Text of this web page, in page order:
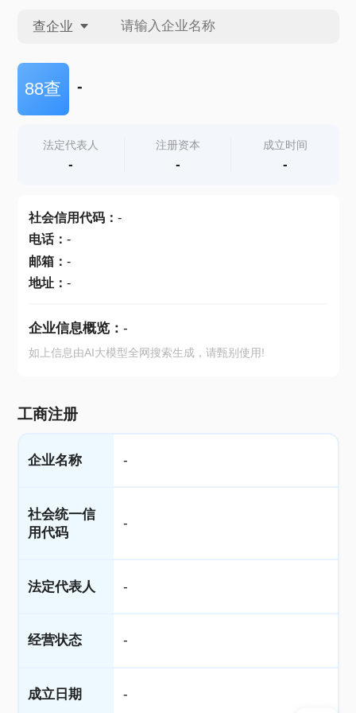
查企业
查企业
查产地
88查 -
法定代表人
-
注册资本
-
成立时间
-
社会信用代码： -
电话： -
邮箱： -
地址： -
企业信息概览： -
如上信息由AI大模型全网搜索生成，请甄别使用!
工商注册
企业名称 -
社会统一信
用代码
-
法定代表人 -
经营状态 -
成立日期 -